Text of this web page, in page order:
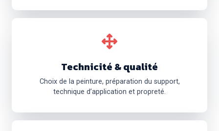
Technicité & qualité
Choix de la peinture, préparation du support,
technique d’application et propreté.